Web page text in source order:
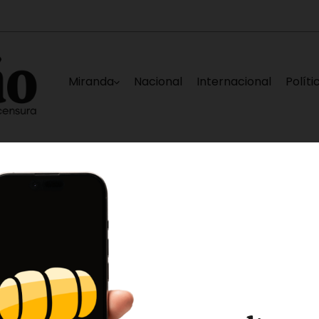
Miranda Nacional Internacional
en La Guaira Nueva falla eléctrica